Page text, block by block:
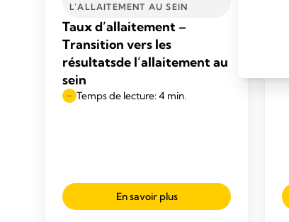
L’ALLAITEMENT AU SEIN
Taux d’allaitement –
Transition vers les
résultatsde l’allaitement au
sein
Temps de lecture: 4 min.
En savoir plus